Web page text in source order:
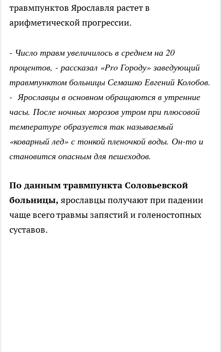
травмпунктов Ярославля растет в
арифметической прогрессии.
- Число травм увеличилось в среднем на 20
процентов, - рассказал «Pro Городу» заведующий
травмпунктом больницы Семашко Евгений Колобов.
- Ярославцы в основном обращаются в утренние
часы. После ночных морозов утром при плюсовой
температуре образуется так называемый
«коварный лед» с тонкой пленочкой воды. Он-то и
становится опасным для пешеходов.
По данным травмпункта Соловьевской
больницы, ярославцы получают при падении
чаще всего травмы запястий и голеностопных
суставов.